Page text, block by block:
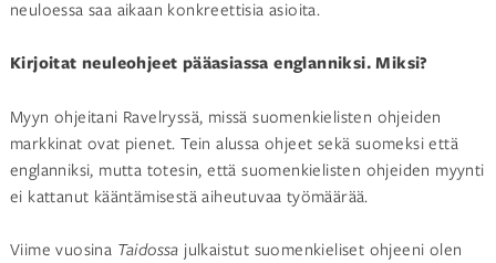
neuloessa saa aikaan konkreettisia asioita.
Kirjoitat neuleohjeet pääasiassa englanniksi. Miksi?
Myyn ohjeitani Ravelryssä, missä suomenkielisten ohjeiden
markkinat ovat pienet. Tein alussa ohjeet sekä suomeksi että
englanniksi, mutta totesin, että suomenkielisten ohjeiden myynti
ei kattanut kääntämisestä aiheutuvaa työmäärää.
Viime vuosina Taidossa julkaistut suomenkieliset ohjeeni olen